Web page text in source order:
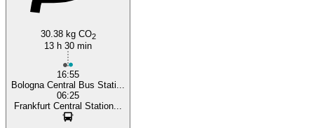
30.38 kg CO2
13 h 30 min
16:55
Bologna Central Bus Stati...
06:25
Frankfurt Central Station...